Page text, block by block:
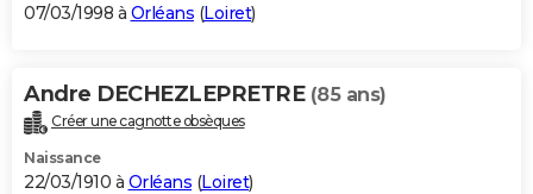
07/03/1998 à Orléans (Loiret)
Andre DECHEZLEPRETRE (85 ans)
Créer une cagnotte obsèques
Naissance
22/03/1910 à Orléans (Loiret)